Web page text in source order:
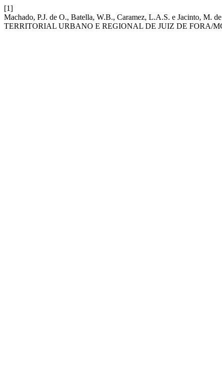
[1]
Machado, P.J. de O., Batella, W.B., Caramez, L.A.S. e Jacinto,
TERRITORIAL URBANO E REGIONAL DE JUIZ DE FORA/